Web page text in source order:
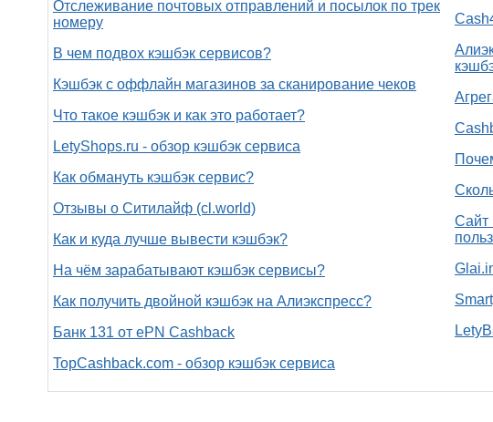
Отслеживание почтовых отправлений и посылок по трек
номеру
В чем подвох кэшбэк сервисов?
Кэшбэк с оффлайн магазинов за сканирование чеков
Что такое кэшбэк и как это работает?
LetyShops.ru - обзор кэшбэк сервиса
Как обмануть кэшбэк сервис?
Отзывы о Ситилайф (cl.world)
Как и куда лучше вывести кэшбэк?
На чём зарабатывают кэшбэк сервисы?
Как получить двойной кэшбэк на Алиэкспресс?
Банк 131 от ePN Cashback
TopCashback.com - обзор кэшбэк сервиса
Сайт